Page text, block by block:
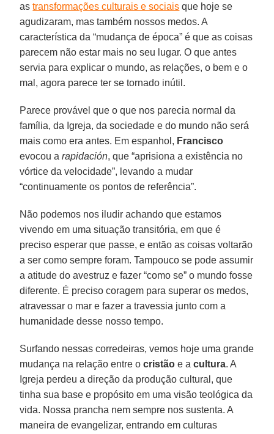
astransformações culturais e sociais que hoje se
agudizaram, mas também nossos medos. A
característica da “mudança de época” é que as coisas
parecem não estar mais no seu lugar. O que antes
servia para explicar o mundo, as relações, o bem e o
mal, agora parece ter se tornado inútil.
Parece provável que o que nos parecia normal da
família, da Igreja, da sociedade e do mundo não será
mais como era antes. Em espanhol, Francisco
evocou arapidación, que “aprisiona a existência no
vórtice da velocidade”, levando a mudar
“continuamente os pontos de referência”.
Não podemos nos iludir achando que estamos
vivendo em uma situação transitória, em que é
preciso esperar que passe, e então as coisas voltarão
a ser como sempre foram. Tampouco se pode assumir
a atitude do avestruz e fazer “como se” o mundo fosse
diferente. É preciso coragem para superar os medos,
atravessar o mar e fazer a travessia junto com a
humanidade desse nosso tempo.
Surfando nessas corredeiras, vemos hoje uma grande
mudança na relação entre ocristão e acultura. A
Igreja perdeu a direção da produção cultural, que
tinha sua base e propósito em uma visão teológica da
vida. Nossa prancha nem sempre nos sustenta. A
maneira de evangelizar, entrando em culturas